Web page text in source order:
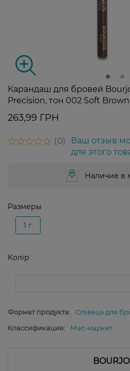
Карандаш для бровей
Precision, тон 002 Soft Brown,
263,99 ГРН
0
Ваш отзыв
для этого
Наличие в
Размеры
1 г
Колір
Формат продукта:
Олівець для
Классификация:
Мас-маркет